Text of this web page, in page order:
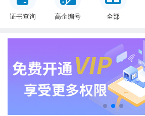
证书查询 高企编号 全部